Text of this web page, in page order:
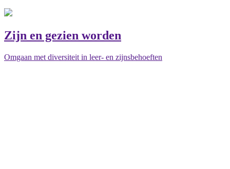
Zijn en gezien worden
Omgaan met diversiteit in leer- en zijnsbehoeften